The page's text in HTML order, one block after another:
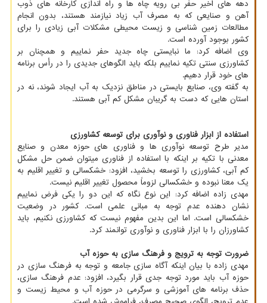
دهه های اخیر حفر بی رویه چاه ها و راه اندازی کارخانه های ذوب
آهن و صنایعی که به مصرف آب زیاد نیازمند هستند، بدون انجام
مطالعات زمین شناسی و زیست محیطی مشکلات آبی زیادی را برای
کشور بوجود آورده است.
وی اضافه کرد: ما نبایستی چاه جدید حفر نماییم و همچنان بر
کشاورزی سنتی تکیه نماییم بلکه باید الگوهای جدیدی را در رأس برنامه
های خود قرار دهیم.
به گفته وی، صنایع بایستی در مناطق نزدیک به آب ایجاد شوند، نه در
استان هایی که دست به گریبان مشکل کم آبی هستند.
استفاده از ابزار فناوری و نوآوری برای توسعه کشاورزی
مدیر طرح توسعه نوآوری­ ها و فناوری­ های حوزه معدن و صنایع
معدنی با تکیه بر اینکه با استفاده از فناوری میتوان ضمن حل مشکل
کم آبی، کشاورزی را توسعه بخشید، افزود: خشکسالی و تغییر اقلیم به
یک معنا نبوده و خشکسالی لزوماً محصول تغییر اقلیم نیست.
مهدی زاده اضافه کرد: این نوع نگاه که این دو را یکی فرض نماییم
نشان دهنده عدم توجه به مبانی علمی است. کشور در وضعیت
خشکسالی است. اما این بدین مفهوم نیست که کشاورزی نکنیم، باید
کشاورزان را با ابزار فناوری و نوآوری توانمند کرد.
ضرورت توجه به ترویج و فرهنگ سازی به حوزه آب
مهدی زاده با بیان اینکه آگاه سازی جامعه و توجه به فرهنگ سازی در
حوزه آب باید مورد توجه جدی قرار بگیرد، افزود: عدم فرهنگ سازی،
حذف برنامه های آموزشی و سرگرمی در حوزه آب و محیط زیست و